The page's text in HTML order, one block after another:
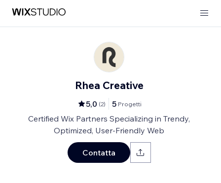
Rhea Creative
5,0 (2) 5 Progetti
Certified Wix Partners Specializing in Trendy,
Optimized, User-Friendly Web
Contatta